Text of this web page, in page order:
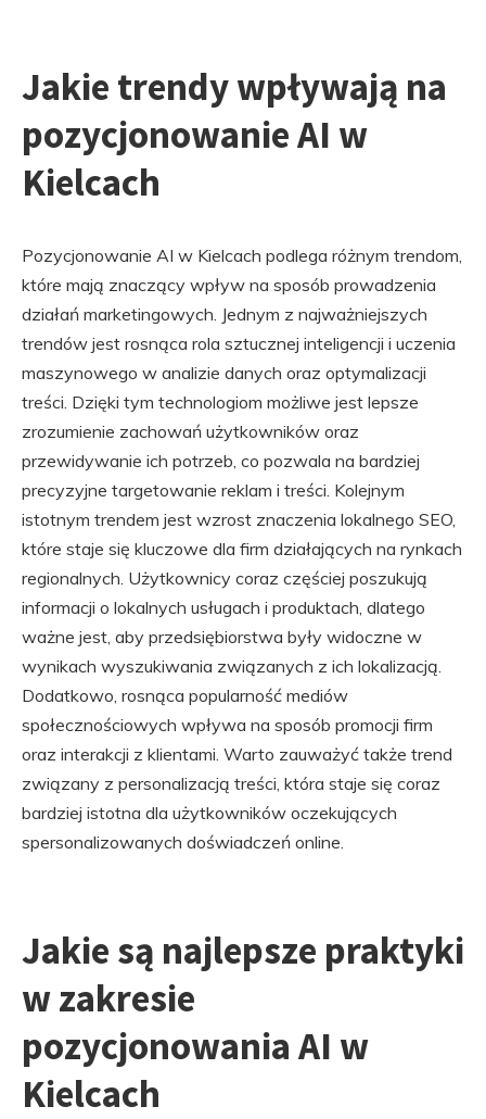
Jakie trendy wpływają na
pozycjonowanie AI w
Kielcach
Pozycjonowanie AI w Kielcach podlega różnym trendom,
które mają znaczący wpływ na sposób prowadzenia
działań marketingowych. Jednym z najważniejszych
trendów jest rosnąca rola sztucznej inteligencji i uczenia
maszynowego w analizie danych oraz optymalizacji
treści. Dzięki tym technologiom możliwe jest lepsze
zrozumienie zachowań użytkowników oraz
przewidywanie ich potrzeb, co pozwala na bardziej
precyzyjne targetowanie reklam i treści. Kolejnym
istotnym trendem jest wzrost znaczenia lokalnego SEO,
które staje się kluczowe dla firm działających na rynkach
regionalnych. Użytkownicy coraz częściej poszukują
informacji o lokalnych usługach i produktach, dlatego
ważne jest, aby przedsiębiorstwa były widoczne w
wynikach wyszukiwania związanych z ich lokalizacją.
Dodatkowo, rosnąca popularność mediów
społecznościowych wpływa na sposób promocji firm
oraz interakcji z klientami. Warto zauważyć także trend
związany z personalizacją treści, która staje się coraz
bardziej istotna dla użytkowników oczekujących
spersonalizowanych doświadczeń online.
Jakie są najlepsze praktyki
w zakresie
pozycjonowania AI w
Kielcach